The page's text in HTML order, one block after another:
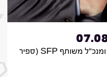
אורח: ויטלי פלוטינסקי, בעלים ומנכ"ל משותף SFP (ספיר